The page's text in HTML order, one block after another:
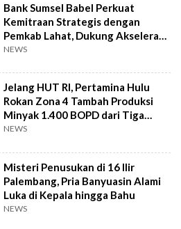
Bank Sumsel Babel Perkuat
Kemitraan Strategis dengan
Pemkab Lahat, Dukung Akselerasi
Ekonomi Daerah
NEWS
Jelang HUT RI, Pertamina Hulu
Rokan Zona 4 Tambah Produksi
Minyak 1.400 BOPD dari Tiga
Sumur Baru
NEWS
Misteri Penusukan di 16 Ilir
Palembang, Pria Banyuasin Alami
Luka di Kepala hingga Bahu
NEWS